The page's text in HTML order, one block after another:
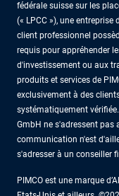
fédérale suisse sur les
(« LPCC »), une
client professionnel
requis pour appréhender
d'investissement ou aux
produits et services de
exclusivement à des
systématiquement
GmbH ne s'adressent pas
communication n'est
s'adresser à un conseiller
PIMCO est une marque